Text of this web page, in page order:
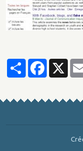
PartagerFacebook
X